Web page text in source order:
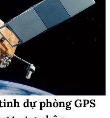
dự phòng GPS